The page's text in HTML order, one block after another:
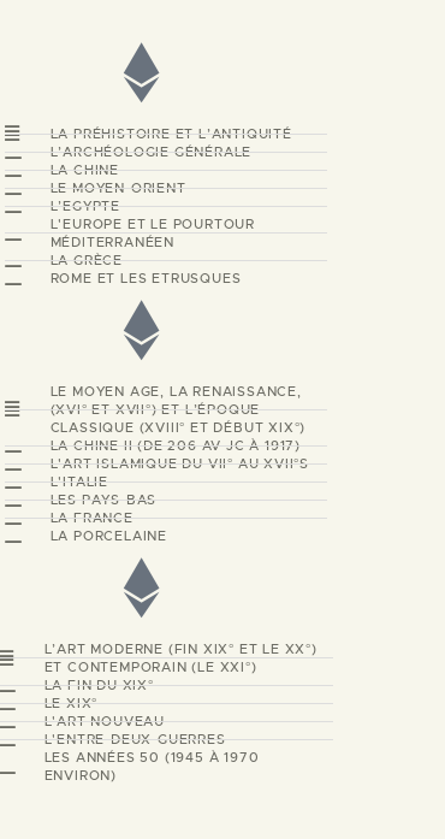
LA PRÉHISTOIRE ET L’ANTIQUITÉ
L’ARCHÉOLOGIE GÉNÉRALE
LA CHINE
LE MOYEN-ORIENT
L’EGYPTE
L'EUROPE ET LE POURTOUR
MÉDITERRANÉEN
LA GRÈCE
ROME ET LES ETRUSQUES
LE MOYEN AGE, LA RENAISSANCE,
(XVI° ET XVII°) ET L’ÉPOQUE
CLASSIQUE (XVIII° ET DÉBUT XIX°)
LA CHINE II (DE 206 AV JC À 1917)
L'ART ISLAMIQUE DU VII° AU XVII°S
L'ITALIE
LES PAYS-BAS
LA FRANCE
LA PORCELAINE
L’ART MODERNE (FIN XIX° ET LE XX°)
ET CONTEMPORAIN (LE XXI°)
LA FIN DU XIX°
LE XIX°
L'ART NOUVEAU
L'ENTRE-DEUX-GUERRES
LES ANNÉES 50 (1945 À 1970
ENVIRON)